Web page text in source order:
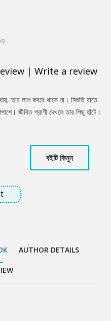
| Write a review
তার লাশ কবরে থাকে না। নিশুতি রাতে
জীবিত প্রাণী দেখলে তার পিছু হাঁটে।
তারপর......
বইটি কিনুন
AUTHOR DETAILS